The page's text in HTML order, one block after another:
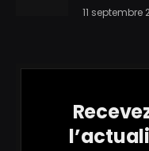
11 septembre